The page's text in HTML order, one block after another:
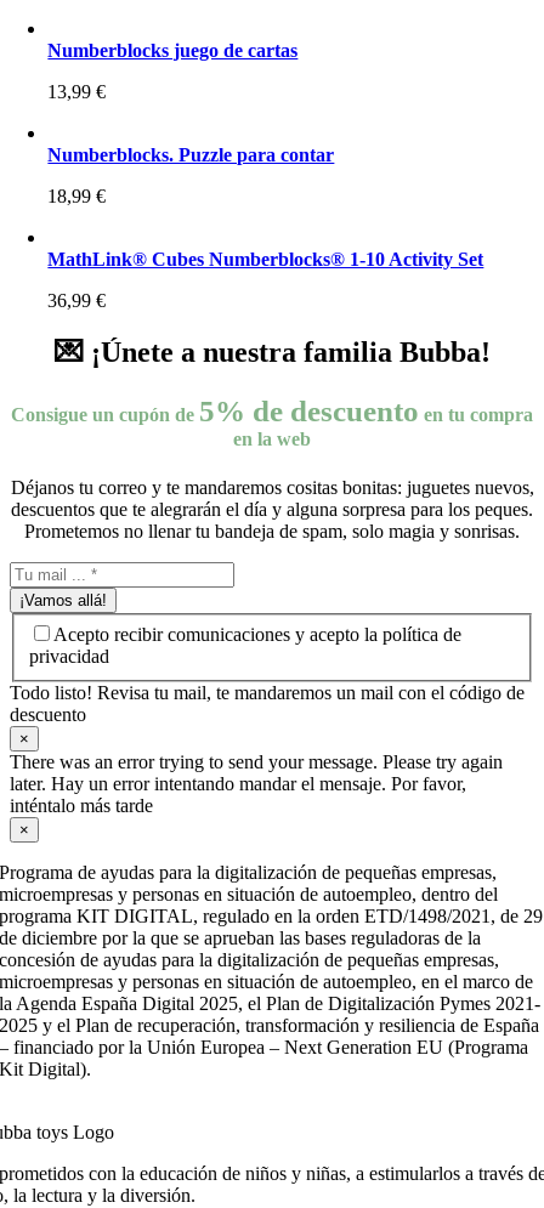
Numberblocks juego de cartas
13,99€
Numberblocks. Puzzle para contar
18,99€
MathLink® Cubes Numberblocks® 1-10 Activity Set
36,99€
💌 ¡Únete a nuestra familia Bubba!
Consigue un cupón de 5% de descuento en tu compra
en la web
Déjanos tu correo y te mandaremos cositas bonitas: juguetes nuevos,
descuentos que te alegrarán el día y alguna sorpresa para los peques.
Prometemos no llenar tu bandeja de spam, solo magia y sonrisas.
¡Vamos allá!
Acepto recibir comunicaciones y acepto la política de
privacidad
Todo listo! Revisa tu mail, te mandaremos un mail con el código de
descuento
×
There was an error trying to send your message. Please try again
later. Hay un error intentando mandar el mensaje. Por favor,
inténtalo más tarde
×
Programa de ayudas para la digitalización de pequeñas empresas,
microempresas y personas en situación de autoempleo, dentro del
programa KIT DIGITAL, regulado en la orden ETD/1498/2021, de 29
de diciembre por la que se aprueban las bases reguladoras de la
concesión de ayudas para la digitalización de pequeñas empresas,
microempresas y personas en situación de autoempleo, en el marco de
la Agenda España Digital 2025, el Plan de Digitalización Pymes 2021-
2025 y el Plan de recuperación, transformación y resiliencia de España
– financiado por la Unión Europea – Next Generation EU (Programa
Kit Digital).
con la educación de niños y niñas, a estimularlos a través
la lectura y la diversión.